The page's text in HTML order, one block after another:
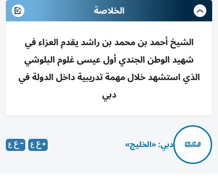
الخلاصة
الشيخ أحمد بن محمد بن راشد يقدم العزاء في
شهيد الوطن الجندي أول عيسى غلوم البلوشي
الذي استشهد خلال مهمة تدريبية داخل الدولة في
دبي
دبي: «الخليج»